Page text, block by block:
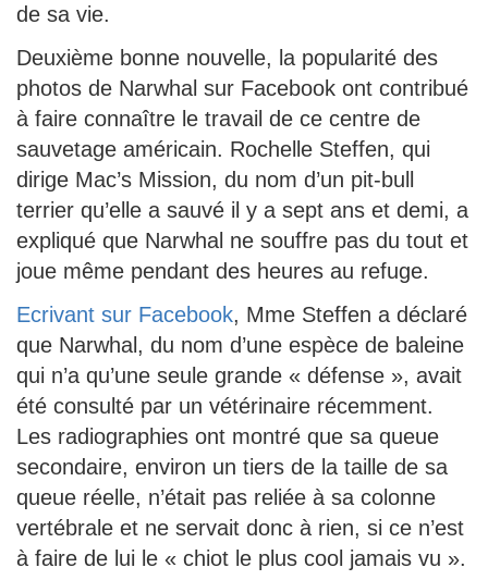
de sa vie.
Deuxième bonne nouvelle, la popularité des
photos de Narwhal sur Facebook ont contribué
à faire connaître le travail de ce centre de
sauvetage américain. Rochelle Steffen, qui
dirige Mac’s Mission, du nom d’un pit-bull
terrier qu’elle a sauvé il y a sept ans et demi, a
expliqué que Narwhal ne souffre pas du tout et
joue même pendant des heures au refuge.
Ecrivant sur Facebook, Mme Steffen a déclaré
que Narwhal, du nom d’une espèce de baleine
qui n’a qu’une seule grande « défense », avait
été consulté par un vétérinaire récemment.
Les radiographies ont montré que sa queue
secondaire, environ un tiers de la taille de sa
queue réelle, n’était pas reliée à sa colonne
vertébrale et ne servait donc à rien, si ce n’est
à faire de lui le « chiot le plus cool jamais vu ».